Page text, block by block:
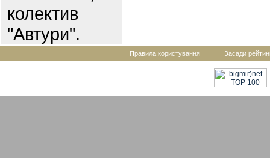
колектив
"Автури".
Правила користування Засади